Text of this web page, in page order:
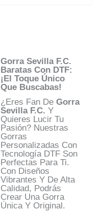
Gorra Sevilla F.C.
Baratas Con DTF:
¡El Toque Único
Que Buscabas!
¿Eres Fan De Gorra
Sevilla F.C. Y
Quieres Lucir Tu
Pasión? Nuestras
Gorras
Personalizadas Con
Tecnología DTF Son
Perfectas Para Ti.
Con Diseños
Vibrantes Y De Alta
Calidad, Podrás
Crear Una Gorra
Única Y Original.